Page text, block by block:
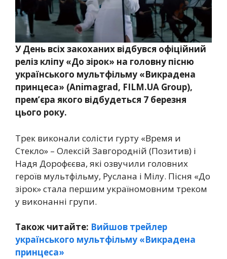
У День всіх закоханих відбувся офіційний
реліз кліпу «До зірок» на головну пісню
українського мультфільму «Викрадена
принцеса» (Animagrad, FILM.UA Group),
прем’єра якого відбудеться 7 березня
цього року.
Трек виконали солісти гурту «Время и
Стекло» – Олексій Завгородній (Позитив) і
Надя Дорофєєва, які озвучили головних
героїв мультфільму, Руслана і Мілу. Пісня «До
зірок» стала першим україномовним треком
у виконанні групи.
Також читайте: Вийшов трейлер
українського мультфільму «Викрадена
принцеса»